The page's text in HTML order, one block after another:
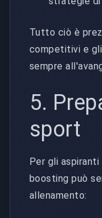
Tutto ciò è
competitivi e
sempre
5.
sport
Per gli
boosting può
allenamento: